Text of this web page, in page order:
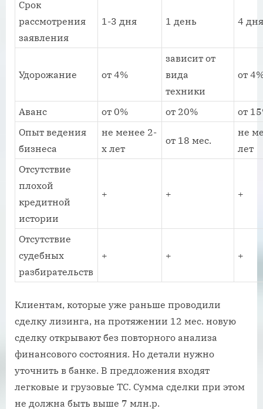
Срок
рассмотрения
заявления
1-3 дня 1 день 4
Удорожание от 4%
зависит от
вида
техники
от
Аванс от 0% от 20%
от
Опыт ведения
бизнеса
не менее 2-
х лет
от 18 мес.
не
лет
Отсутствие
плохой
кредитной
истории
+ + +
Отсутствие
судебных
разбирательств
+ + +
Клиентам, которые уже раньше проводили
сделку лизинга, на протяжении 12 мес. новую
сделку открывают без повторного анализа
финансового состояния. Но детали нужно
уточнить в банке. В предложения входят
легковые и грузовые ТС. Сумма сделки при этом
не должна быть выше 7 млн.р.